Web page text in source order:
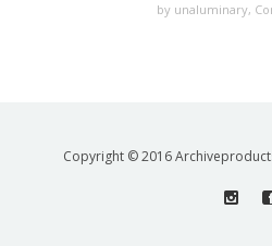
by unaluminary,
Copyright © 2016